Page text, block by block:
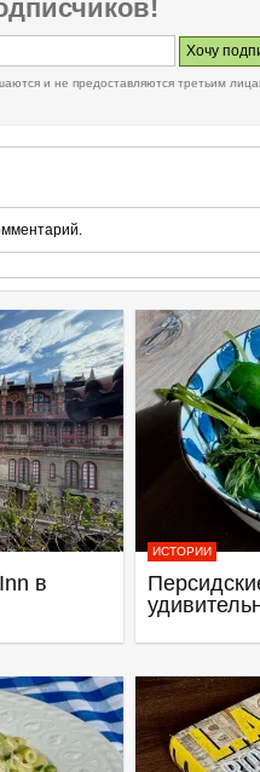
и не предоставляются третьим
в
ИСТОРИИ